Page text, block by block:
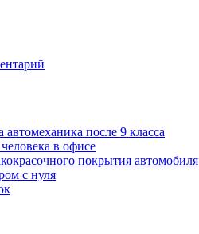
после 9 класса
в офисе
покрытия автомобиля
с нуля